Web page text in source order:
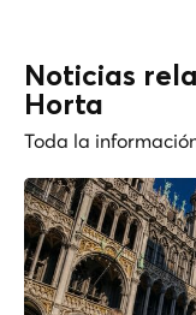
Noticias
Horta
Toda la